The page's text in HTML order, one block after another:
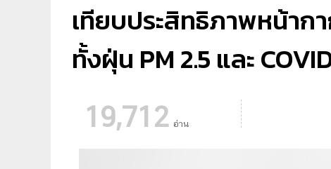
เทียบประสิทธิภาพหน้าก
ทั้งฝุ่น PM 2.5 และ
19,712 อ่าน